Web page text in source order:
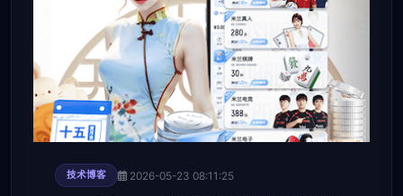
技术博客 2026-05-23 08:11:25